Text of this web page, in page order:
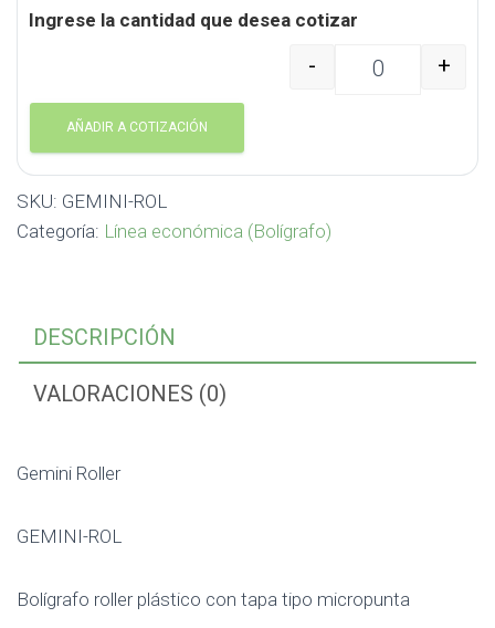
Ingrese la cantidad que desea cotizar
Gemini Roller GEMINI-
- +
AÑADIR A COTIZACIÓN
SKU: GEMINI-ROL
Categoría: Línea económica (Bolígrafo)
DESCRIPCIÓN
VALORACIONES (0)
Gemini Roller
GEMINI-ROL
Bolígrafo roller plástico con tapa tipo micropunta